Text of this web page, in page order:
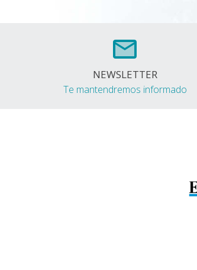
NEWSLETTER
Te mantendremos informado